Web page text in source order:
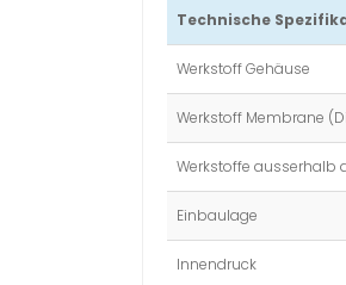
Technische
Werkstoff Gehäuse
Werkstoff Membrane
Werkstoffe ausserhalb
Einbaulage
Innendruck